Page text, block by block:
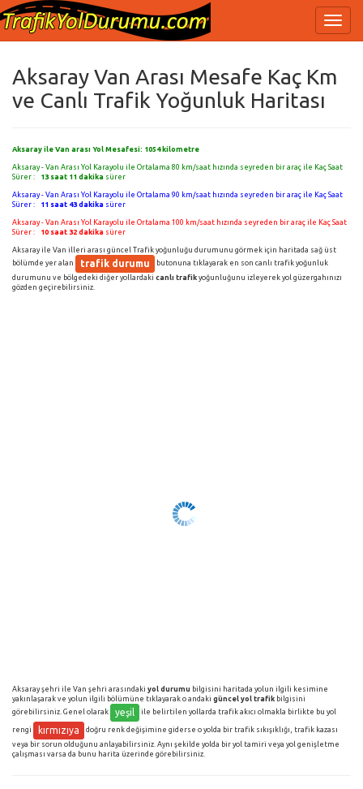
Aksaray Van Arası Mesafe Kaç Km
ve Canlı Trafik Yoğunluk Haritası
Aksaray ile Van arası Yol Mesafesi: 1054kilometre
Aksaray - Van Arası Yol Karayolu ile Ortalama 80 km/saat hızında seyreden bir araç ile Kaç Saat
Sürer :
13 saat 11 dakika sürer
Aksaray - Van Arası Yol Karayolu ile Ortalama 90 km/saat hızında seyreden bir araç ile Kaç Saat
Sürer :
11 saat 43 dakika sürer
Aksaray - Van Arası Yol Karayolu ile Ortalama 100 km/saat hızında seyreden bir araç ile Kaç Saat
Sürer :
10 saat 32 dakika sürer
Aksaray ile Van illeri arası güncel Trafik yoğunluğu durumunu görmek için haritada sağ üst
bölümde yer alan
trafik durumu
butonuna tıklayarak en son canlı trafik yoğunluk
durumunu ve bölgedeki diğer yollardaki canlı trafik yoğunluğunu izleyerek yol güzergahınızı
gözden geçirebilirsiniz.
Aksaray şehri ile Van şehri arasındaki yol durumu bilgisini haritada yolun ilgili kesimine
yakınlaşarak ve yolun ilgili bölümüne tıklayarak o andaki güncel yol trafik bilgisini
görebilirsiniz. Genel olarak
yeşil ile belirtilen yollarda trafik akıcı olmakla birlikte bu yol
rengi kırmızıya
doğru renk değişimine giderse o yolda bir trafik sıkışıklığı, trafik kazası
veya bir sorun olduğunu anlayabilirsiniz. Aynı şekilde yolda bir yol tamiri veya yol genişletme
çalışması varsa da bunu harita üzerinde görebilirsiniz.